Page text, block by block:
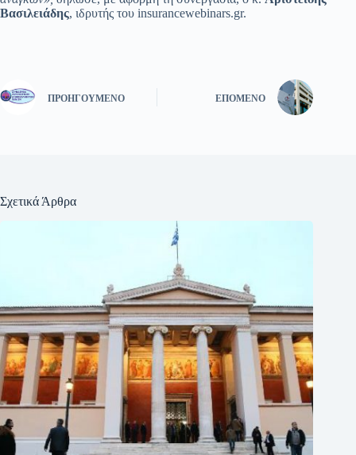
Βασιλειάδης, ιδρυτής του insurancewebinars.gr.
ΠΡΟΗΓΟΎΜΕΝΟ ΕΠΌΜΕΝΟ
Σχετικά Άρθρα